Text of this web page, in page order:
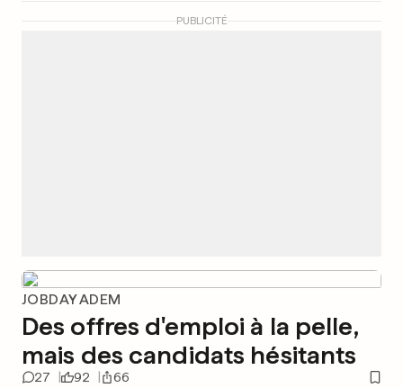
PUBLICITÉ
JOBDAY ADEM
Des offres d'emploi à la pelle,
mais des candidats hésitants
27 92 66